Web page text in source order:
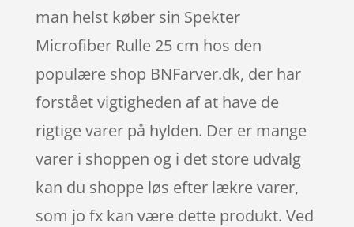
man helst køber sin Spekter
Microfiber Rulle 25 cm hos den
populære shop BNFarver.dk, der har
forstået vigtigheden af at have de
rigtige varer på hylden. Der er mange
varer i shoppen og i det store udvalg
kan du shoppe løs efter lækre varer,
som jo fx kan være dette produkt. Ved